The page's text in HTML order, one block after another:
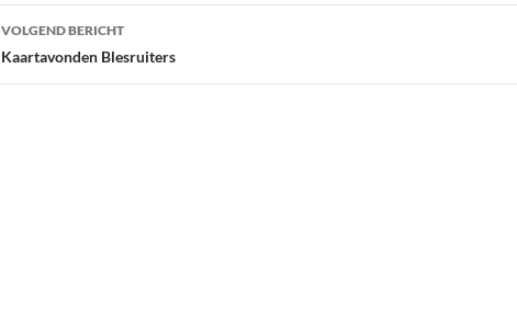
VOLGEND BERICHT
Kaartavonden Blesruiters